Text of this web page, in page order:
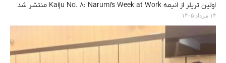
اولین تریلر از انیمه Kaiju No. 8: Narumi’s Week at Work منتشر شد
۱۴ مرداد ۱۴۰۵